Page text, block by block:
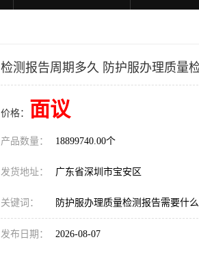
检测报告周期多久 防护服办理质量
价格： 面议
产品数量： 18899740.00个
发货地址： 广东省深圳市宝安区
关键词： 防护服办理质量检测报告需要什
发布日期： 2026-08-07